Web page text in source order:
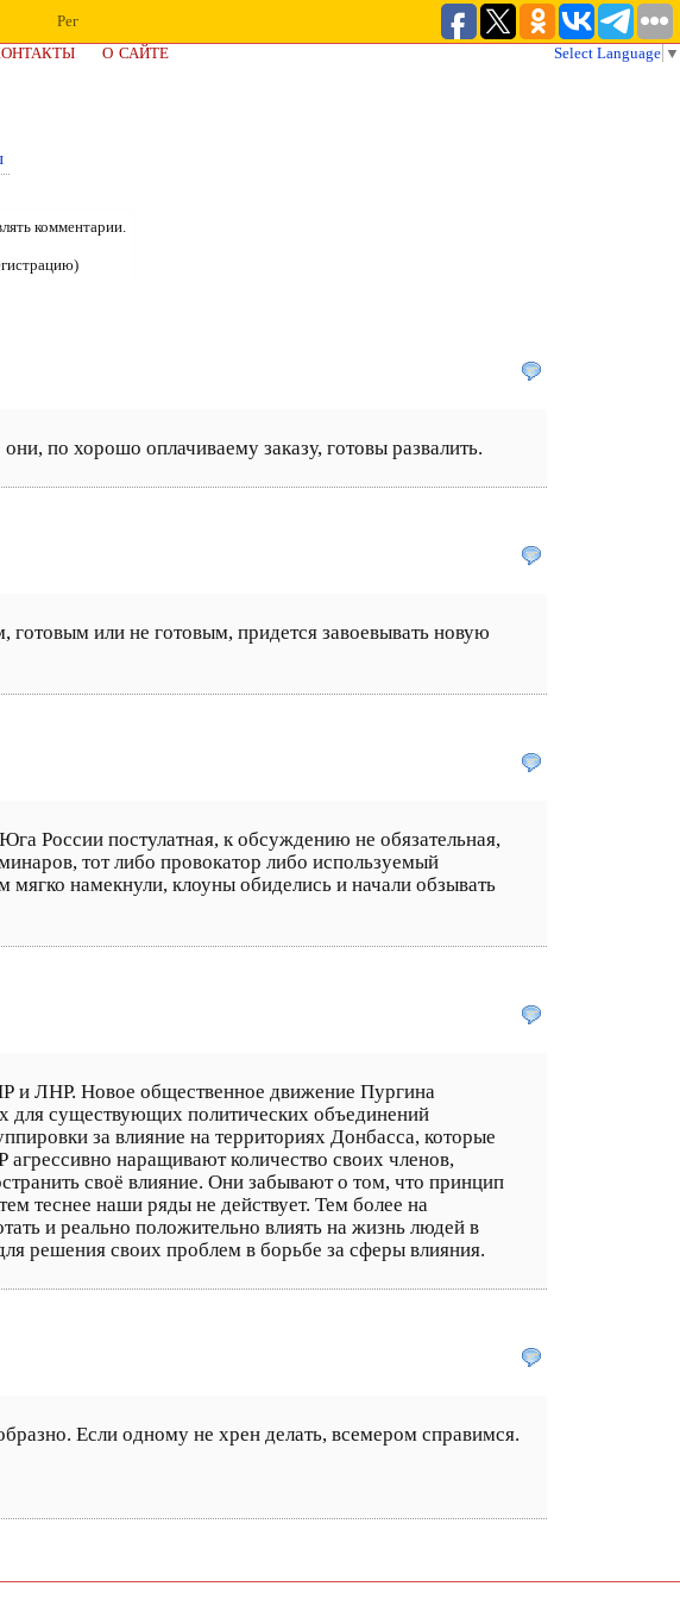
Рег
О САЙТЕ Select Language ▼
комментарии.
по хорошо оплачиваему заказу, готовы развалить.
или не готовым, придется завоевывать новую
России постулатная, к обсуждению не обязательная,
тот либо провокатор либо используемый
намекнули, клоуны обиделись и начали обзывать
и ЛНР. Новое общественное движение Пургина
для существующих политических объединений
за влияние на территориях Донбасса, которые
наращивают количество своих членов,
своё влияние. Они забывают о том, что принцип
теснее наши ряды не действует. Тем более на
и реально положительно влиять на жизнь людей в
решения своих проблем в борьбе за сферы влияния.
Если одному не хрен делать, всемером справимся.